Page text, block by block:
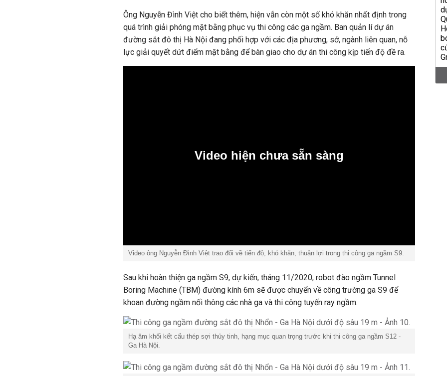
Ông Nguyễn Đình Việt cho biết thêm, hiện vẫn còn một số khó khăn nhất định trong
quá trình giải phóng mặt bằng phục vụ thi công các ga ngầm. Ban quản lídự án
đường sắt đô thị Hà Nội đang phối hợp với các địa phương, sở, ngành liên quan, nỗ
lực giải quyết dứt điểm mặt bằng để bàn giao cho dự án thi công kịp tiến độ đề ra.
Video ông Nguyễn Đình Việt trao đổi về tiến độ, khó khăn, thuận lợi trong thi công ga ngầm S9.
Sau khi hoàn thiện ga ngầm S9, dự kiến, tháng 11/2020, robot đào ngầm Tunnel
Boring Machine (TBM) đường kính 6m sẽ được chuyển về công trường ga S9 để
khoan đường ngầm nối thông các nhà ga và thi công tuyến ray ngầm.
Hạ âm khối kết cấu thép sợi thủy tinh, hạng mục quan trọng trước khi thi công ga ngầm S12 -
Ga Hà Nội.